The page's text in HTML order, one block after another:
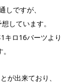
しですが、
しています。
キロ16バーツより
が出来ており、